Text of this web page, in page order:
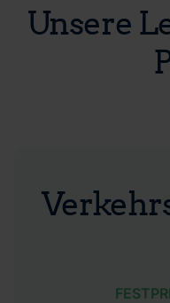
Unsere